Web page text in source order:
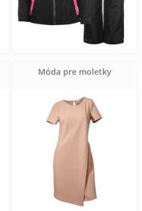
Móda pre moletky